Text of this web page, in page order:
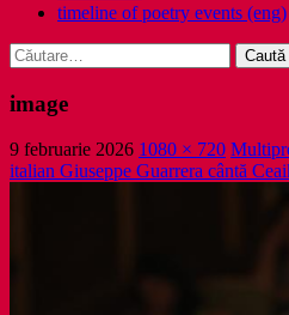
timeline of poetry events (eng)
Caută
după:
image
9 februarie 2026 1080 × 720
italian Giuseppe Guarrera cântă